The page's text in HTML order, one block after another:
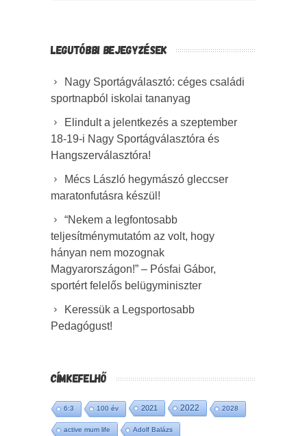
LEGUTÓBBI BEJEGYZÉSEK
Nagy Sportágválasztó: céges családi
sportnapból iskolai tananyag
Elindult a jelentkezés a szeptember
18-19-i Nagy Sportágválasztóra és
Hangszerválasztóra!
Mécs László hegymászó gleccser
maratonfutásra készül!
“Nekem a legfontosabb
teljesítménymutatóm az volt, hogy
hányan nem mozognak
Magyarországon!” – Pósfai Gábor,
sportért felelős belügyminiszter
Keressük a Legsportosabb
Pedagógust!
CÍMKEFELHŐ
6:3 100 év 2021 2022 2028
active mum life Adolf Balázs